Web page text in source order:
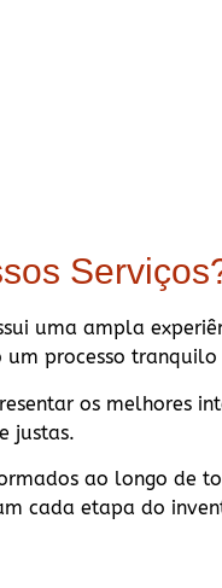
uma ampla
processo tranquilo
os melhores
justas.
ao longo de
cada etapa do